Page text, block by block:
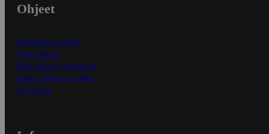
Ohjeet
Ensitilaajan ohjeet
Näin maksat
Näin tilaat ja muokkaat
Kaikki ohjeet ja vinkit
In English